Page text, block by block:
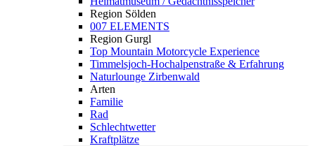
Region Sölden
007 ELEMENTS
Region Gurgl
Top Mountain Motorcycle Experience
Timmelsjoch-Hochalpenstraße & Erfahrung
Naturlounge Zirbenwald
Arten
Familie
Rad
Schlechtwetter
Kraftplätze